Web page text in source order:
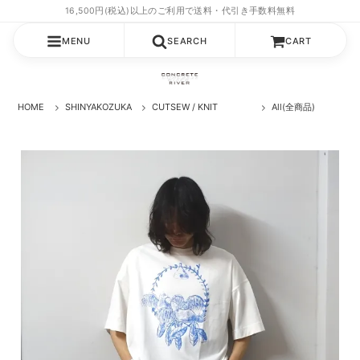
MENU SEARCH CART
HOME SHINYAKOZUKA CUTSEW / KNIT All(全商品)